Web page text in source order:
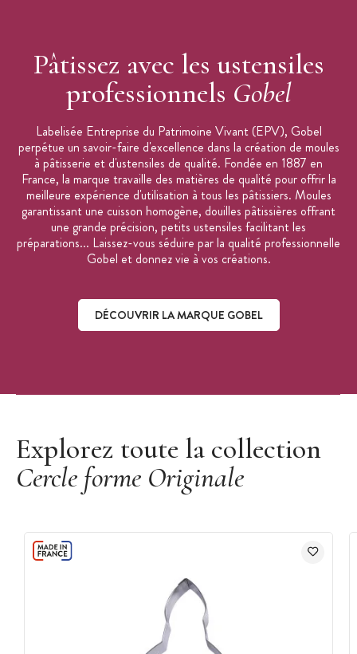
Pâtissez avec les ustensiles
professionnels Gobel
Labelisée Entreprise du Patrimoine Vivant (EPV), Gobel
perpétue un savoir-faire d'excellence dans la création de moules
à pâtisserie et d'ustensiles de qualité. Fondée en 1887 en
France, la marque travaille des matières de qualité pour offrir la
meilleure expérience d'utilisation à tous les pâtissiers. Moules
garantissant une cuisson homogène, douilles pâtissières offrant
une grande précision, petits ustensiles facilitant les
préparations... Laissez-vous séduire par la qualité professionnelle
Gobel et donnez vie à vos créations.
DÉCOUVRIR LA MARQUE GOBEL
Explorez toute la collection
Cercle forme Originale